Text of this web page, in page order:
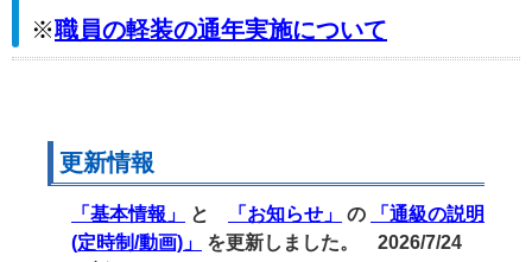
※職員の軽装の通年実施について
更新情報
「基本情報」 と 「お知らせ」 の
「通級の説明
(定時制/動画)」
を更新しました。 2026/7/24